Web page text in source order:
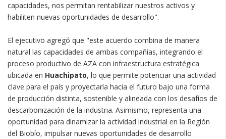
capacidades, nos permitan rentabilizar nuestros activos y
habiliten nuevas oportunidades de desarrollo".
El ejecutivo agregó que "este acuerdo combina de manera
natural las capacidades de ambas compañías, integrando el
proceso productivo de AZA con infraestructura estratégica
ubicada en Huachipato, lo que permite potenciar una actividad
clave para el país y proyectarla hacia el futuro bajo una forma
de producción distinta, sostenible y alineada con los desafíos de
descarbonización de la industria. Asimismo, representa una
oportunidad para dinamizar la actividad industrial en la Región
del Biobío, impulsar nuevas oportunidades de desarrollo